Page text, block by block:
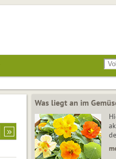
Was liegt an im